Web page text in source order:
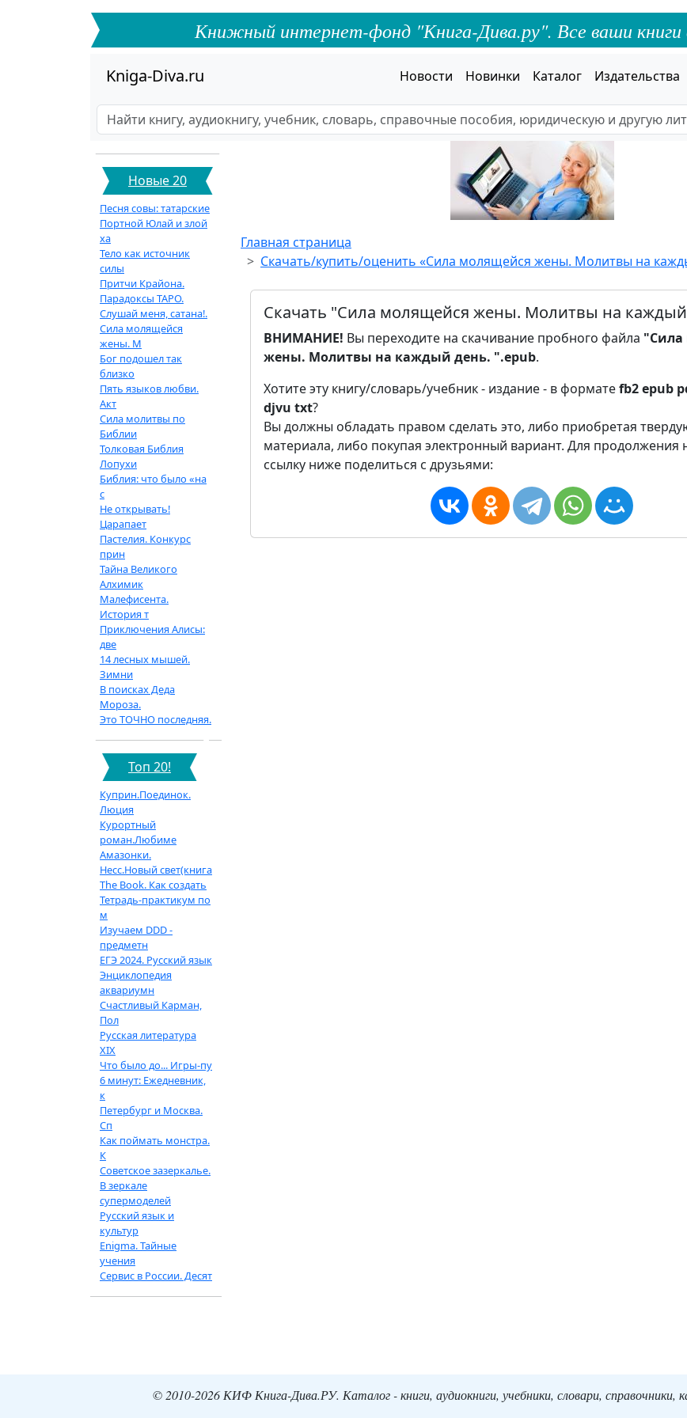
Книжный интернет-фонд "Книга-Дива.ру". Все ваши книги
Kniga-Diva.ru Новости Новинки Каталог Издательства
Новые 20
Песня совы: татарские
Портной Юлай и злой
ха
Тело как источник
силы
Притчи Крайона.
Парадоксы ТАРО.
Слушай меня, сатана!.
Сила молящейся
жены. М
Бог подошел так
близко
Пять языков любви.
Акт
Сила молитвы по
Библии
Толковая Библия
Лопухи
Библия: что было «на
с
Не открывать!
Царапает
Пастелия. Конкурс
прин
Тайна Великого
Алхимик
Малефисента.
История т
Приключения Алисы:
две
14 лесных мышей.
Зимни
В поисках Деда
Мороза.
Это ТОЧНО последняя.
Топ 20!
Куприн.Поединок.
Люция
Курортный
роман.Любиме
Амазонки.
Несс.Новый свет(книга
The Book. Как создать
Тетрадь-практикум по
м
Изучаем DDD -
предметн
ЕГЭ 2024. Русский язык
Энциклопедия
аквариумн
Счастливый Карман,
Пол
Русская литература
XIX
Что было до... Игры-пу
6 минут: Ежедневник,
к
Петербург и Москва.
Сп
Как поймать монстра.
К
Советское зазеркалье.
В зеркале
супермоделей
Русский язык и
культур
Enigma. Тайные
учения
Сервис в России. Десят
Главная страница
Скачать/купить/оценить «Сила молящейся жены. Молитвы на
Скачать "Сила молящейся жены. Молитвы на
ВНИМАНИЕ! Вы переходите на скачивание пробного файла "Сила
жены. Молитвы на каждый день. ".epub.
Хотите эту книгу/словарь/учебник - издание - в форматеfb2epub
djvu txt?
Вы должны обладать правом сделать это, либо приобретая
материала, либо покупая электронный вариант. Для
ссылку ниже поделиться с друзьями:
© 2010-2026 КИФ Книга-Дива.РУ. Каталог - книги, аудиокниги, учебники, словари,